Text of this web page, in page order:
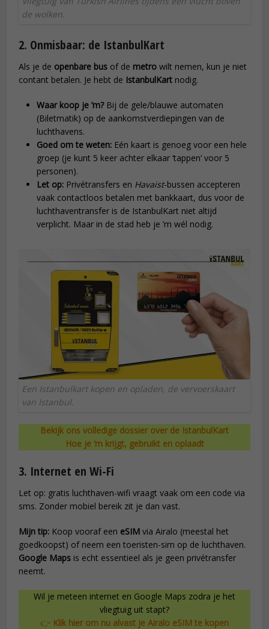
de wolken.
2. Onmisbaar: de IstanbulKart
Als je de openbare bus of de metro wilt nemen, kun je niet
contant betalen. Je hebt de IstanbulKart nodig.
Waar koop je ’m?Bij de gele/blauwe automaten
(Biletmatik) op de aankomstverdiepingen van de
luchthavens.
Goed om te weten: Eén kaart is genoeg voor een hele
groep (je kunt 5 keer achter elkaar ‘tappen’ voor 5
personen).
Let op: Privétransfers en Havaist-bussen accepteren
vaak contactloos betalen met bankkaart, dus voor de
luchthaventransfer is de IstanbulKart niet altijd
verplicht. Maar in de stad heb je ’m wél nodig.
Een Istanbulkart kopen en opladen, de vervoerskaart
van Istanbul.
Bekijk ons volledige dossier over de IstanbulKart
Hoe je ’m krijgt, gebruikt en oplaadt
3. Internet en Wi-Fi
Let op: gratis luchthaven-wifi vraagt vaak om een code via
sms. Zonder mobiel bereik zit je dan vast.
Mijn tip: Koop vooraf een eSIM via Airalo (meestal het
goedkoopst) of neem een toeristen-sim op de luchthaven.
Google Maps is echt essentieel als je geen privétransfer
neemt.
Wil je meteen internet en Google Maps zodra je het
vliegtuig uit stapt?
👉 Klik hier om nu alvast je Airalo eSIM te kopen